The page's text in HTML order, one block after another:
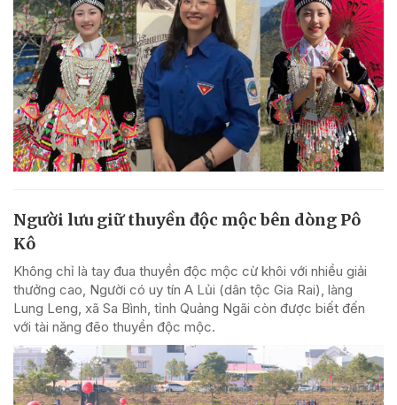
Người lưu giữ thuyền độc mộc bên dòng Pô
Kô
Không chỉ là tay đua thuyền độc mộc cừ khôi với nhiều giải
thưởng cao, Người có uy tín A Lủi (dân tộc Gia Rai), làng
Lung Leng, xã Sa Bình, tỉnh Quảng Ngãi còn được biết đến
với tài năng đẽo thuyền độc mộc.